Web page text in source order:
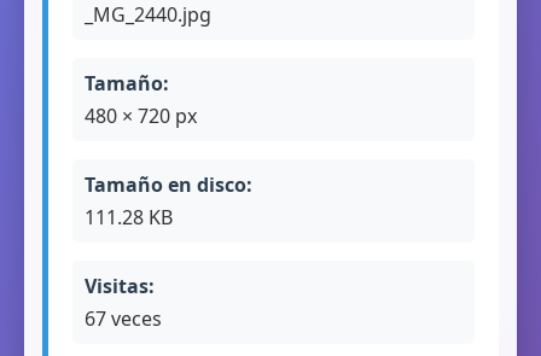
_MG_2440.jpg
Tamaño:
480 × 720 px
Tamaño en disco:
111.28 KB
Visitas:
67 veces